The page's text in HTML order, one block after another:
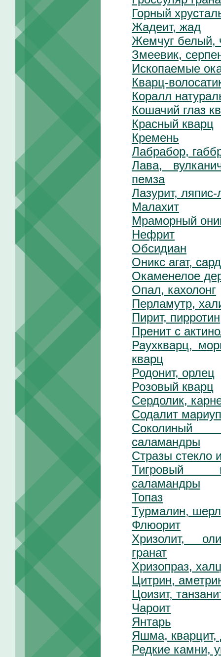
Горный
Жадеит, жад
Жемчуг белый,
Змеевик,
Ископаемые
Кварц-
Коралл
Кошачий глаз
Красный кварц
Кремень
Лабрабор,
Лава,
пемза
Лазурит, ляпис-
Малахит
Мраморный
Нефрит
Обсидиан
Оникс агат,
Окаменелое
Опал, кахолонг
Перламутр,
Пирит,
Пренит с
Раухкварц,
кварц
Родонит, орлец
Розовый кварц
Сердолик,
Содалит
Соколиный
саламандры
Стразы стекло
Тигровый
саламандры
Топаз
Турмалин, шерл
Флюорит
Хризолит,
гранат
Хризопраз,
Цитрин,
Цоизит,
Чароит
Янтарь
Яшма, кварцит,
Редкие камни,